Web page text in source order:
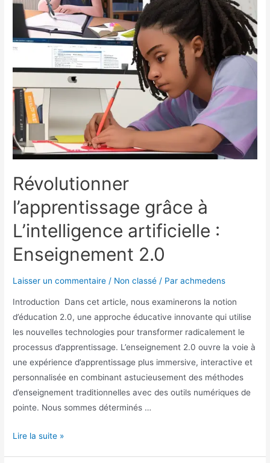
Révolutionner
l’apprentissage grâce à
L’intelligence artificielle :
Enseignement 2.0
Laisser un commentaire / Non classé / Parachmedens
Introduction Dans cet article, nous examinerons la notion
d’éducation 2.0, une approche éducative innovante qui utilise
les nouvelles technologies pour transformer radicalement le
processus d’apprentissage. L’enseignement 2.0 ouvre la voie à
une expérience d’apprentissage plus immersive, interactive et
personnalisée en combinant astucieusement des méthodes
d’enseignement traditionnelles avec des outils numériques de
pointe. Nous sommes déterminés …
Lire la suite »